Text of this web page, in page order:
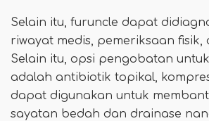
Selain itu, furuncle dapat
riwayat medis, pemeriksaan fisik,
Selain itu, opsi pengobatan
adalah antibiotik topikal,
dapat digunakan untuk
sayatan bedah dan drainase